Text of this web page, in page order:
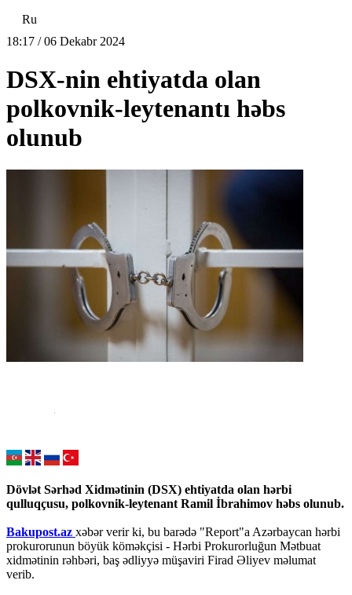
Ru
18:17 / 06 Dekabr 2024
DSX-nin ehtiyatda olan
polkovnik-leytenantı həbs
olunub
Dövlət Sərhəd Xidmətinin (DSX) ehtiyatda olan hərbi
qulluqçusu, polkovnik-leytenant Ramil İbrahimov həbs olunub.
Bakupost.az xəbər verir ki, bu barədə "Report"a Azərbaycan hərbi
prokurorunun böyük köməkçisi - Hərbi Prokurorluğun Mətbuat
xidmətinin rəhbəri, baş ədliyyə müşaviri Firad Əliyev məlumat
verib.